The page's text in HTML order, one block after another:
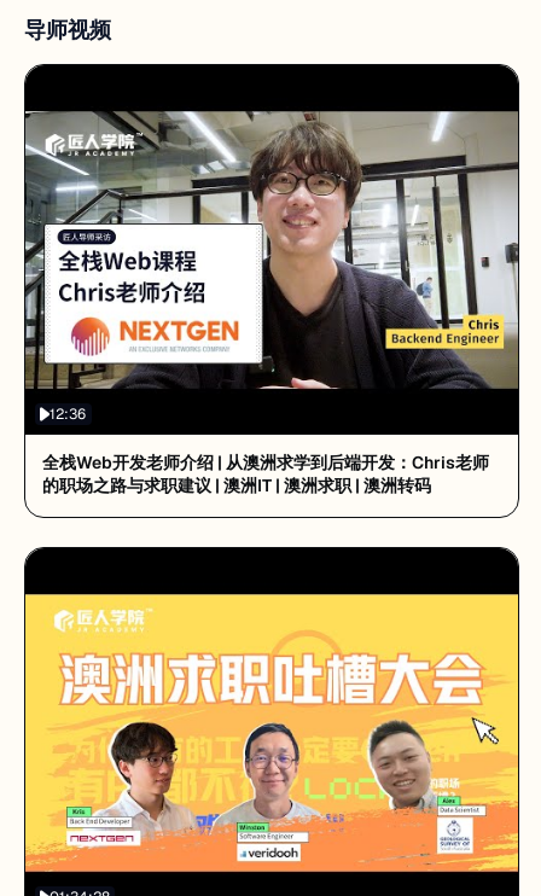
导师视频
12:36
全栈Web开发老师介绍 | 从澳洲求学到后端开发：Chris老师
的职场之路与求职建议 | 澳洲IT | 澳洲求职 | 澳洲转码